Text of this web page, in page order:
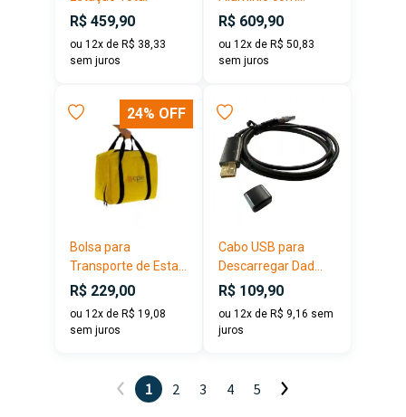
R$ 459,90
ou 12x de R$ 38,33
sem juros
R$ 609,90
ou 12x de R$ 50,83
sem juros
24% OFF
Bolsa para
Transporte de Esta...
R$ 229,00
ou 12x de R$ 19,08
sem juros
Cabo USB para
Descarregar Dad...
R$ 109,90
ou 12x de R$ 9,16 sem
juros
1 2 3 4 5